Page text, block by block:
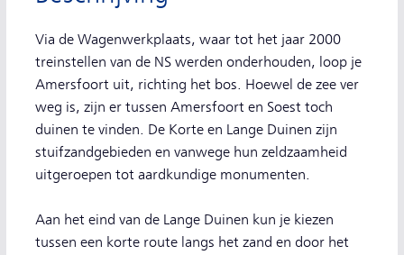
Via de Wagenwerkplaats, waar tot het jaar 2000
treinstellen van de NS werden onderhouden, loop je
Amersfoort uit, richting het bos. Hoewel de zee ver
weg is, zijn er tussen Amersfoort en Soest toch
duinen te vinden. De Korte en Lange Duinen zijn
stuifzandgebieden en vanwege hun zeldzaamheid
uitgeroepen tot aardkundige monumenten.
Aan het eind van de Lange Duinen kun je kiezen
tussen een korte route langs het zand en door het